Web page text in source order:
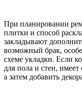
При планировании
плитки и способ
закладывают
возможный брак,
схеме укладки. Если
для пола и стен,
а затем добавить